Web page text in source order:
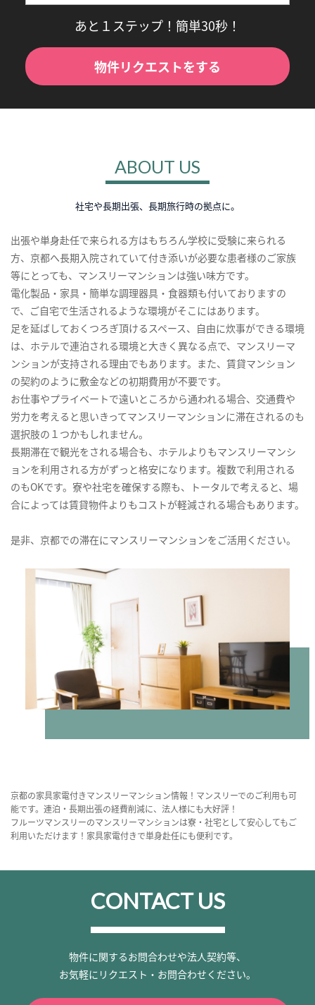
あと１ステップ！簡単30秒！
物件リクエストをする
ABOUT US
社宅や長期出張、長期旅行時の拠点に。
出張や単身赴任で来られる方はもちろん学校に受験に来られる
方、京都へ長期入院されていて付き添いが必要な患者様のご家族
等にとっても、マンスリーマンションは強い味方です。
電化製品・家具・簡単な調理器具・食器類も付いておりますの
で、ご自宅で生活されるような環境がそこにはあります。
足を延ばしておくつろぎ頂けるスペース、自由に炊事ができる環境
は、ホテルで連泊される環境と大きく異なる点で、マンスリーマ
ンションが支持される理由でもあります。また、賃貸マンション
の契約のように敷金などの初期費用が不要です。
お仕事やプライベートで遠いところから通われる場合、交通費や
労力を考えると思いきってマンスリーマンションに滞在されるのも
選択肢の１つかもしれません。
長期滞在で観光をされる場合も、ホテルよりもマンスリーマンシ
ョンを利用される方がずっと格安になります。複数で利用される
のもOKです。寮や社宅を確保する際も、トータルで考えると、場
合によっては賃貸物件よりもコストが軽減される場合もあります。
是非、京都での滞在にマンスリーマンションをご活用ください。
京都の家具家電付きマンスリーマンション情報！マンスリーでのご利用も可
能です。連泊・長期出張の経費削減に、法人様にも大好評！
フルーツマンスリーのマンスリーマンションは寮・社宅として安心してもご
利用いただけます！家具家電付きで単身赴任にも便利です。
CONTACT US
物件に関するお問合わせや法人契約等、
お気軽にリクエスト・お問合わせください。